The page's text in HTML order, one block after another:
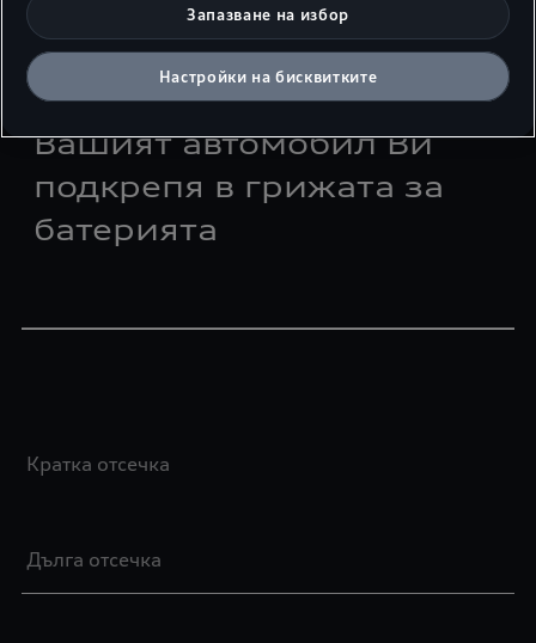
Вашият автомобил Ви
подкрепя в грижата за
батерията
Кратка отсечка
Дълга отсечка
Запазване на избор
Настройки на бисквитките